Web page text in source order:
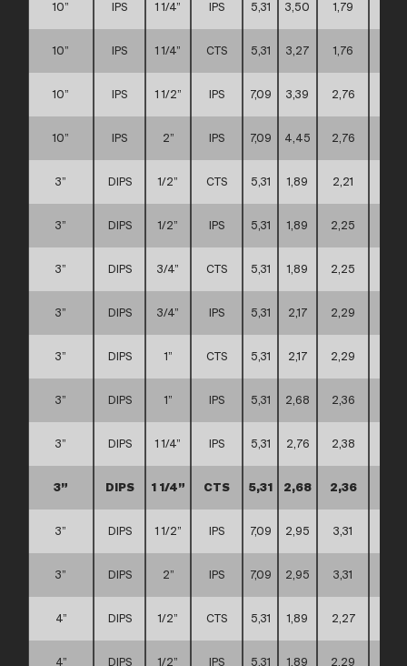
10” IPS 1 1/4” IPS 5,31 3,50 1,79
10” IPS 1 1/4” CTS 5,31 3,27 1,76
10” IPS 1 1/2” IPS 7,09 3,39 2,76
10” IPS 2” IPS 7,09 4,45 2,76
3” DIPS 1/2” CTS 5,31 1,89 2,21
3” DIPS 1/2” IPS 5,31 1,89 2,25
3” DIPS 3/4” CTS 5,31 1,89 2,25
3” DIPS 3/4” IPS 5,31 2,17 2,29
3” DIPS 1” CTS 5,31 2,17 2,29
3” DIPS 1” IPS 5,31 2,68 2,36
3” DIPS 1 1/4” IPS 5,31 2,76 2,38
3” DIPS 1 1/4” CTS 5,31 2,68 2,36
3” DIPS 1 1/2” IPS 7,09 2,95 3,31
3” DIPS 2” IPS 7,09 2,95 3,31
4” DIPS 1/2” CTS 5,31 1,89 2,27
4” DIPS 1/2” IPS 5,31 1,89 2,29